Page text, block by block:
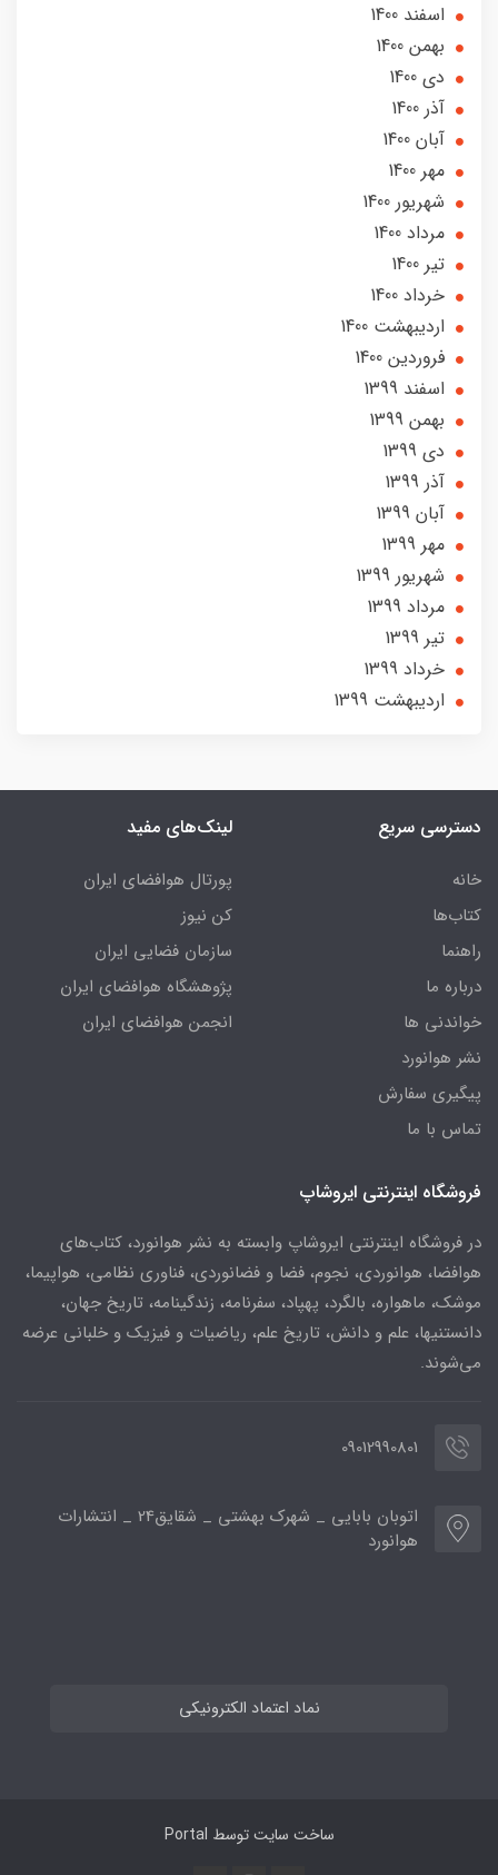
اسفند 1400
بهمن 1400
دی 1400
آذر 1400
آبان 1400
مهر 1400
شهریور 1400
مرداد 1400
تير 1400
خرداد 1400
ارديبهشت 1400
فروردین 1400
اسفند 1399
بهمن 1399
دی 1399
آذر 1399
آبان 1399
مهر 1399
شهریور 1399
مرداد 1399
تير 1399
خرداد 1399
ارديبهشت 1399
دسترسی سریع
خانه
کتاب‌ها
راهنما
درباره ما
خواندنی ها
نشر هوانورد
پیگیری سفارش
تماس با ما
لینک‌های مفید
پورتال هوافضای ایران
کن نیوز
سازمان فضایی ایران
پژوهشگاه هوافضای ایران
انجمن هوافضای ایران
فروشگاه اینترنتی ایروشاپ
در فروشگاه اینترنتی ایروشاپ وابسته به نشر هوانورد، کتاب‌های
هوافضا، هوانوردی، نجوم، فضا و فضانوردی، فناوری نظامی، هواپیما،
موشک، ماهواره، بالگرد، پهپاد، سفرنامه، زندگینامه، تاریخ جهان،
دانستنیها، علم و دانش، تاریخ علم، ریاضیات و فیزیک و خلبانی عرضه
می‌شوند.
09012990801
اتوبان بابایی _ شهرک بهشتی _ شقایق24 _ انتشارات
هوانورد
نماد اعتماد الکترونیکی
ساخت سایت توسط Portal